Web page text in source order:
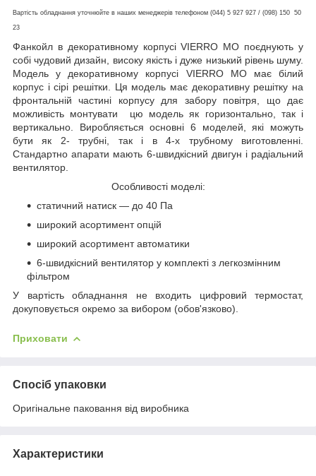
Вартість обладнання уточнюйте в наших менеджерів телефоном (044) 5 927 927 / (098) 150 50
23
Фанкойл в декоративному корпусі VIERRO MO поєднують у
собі чудовий дизайн, високу якість і дуже низький рівень шуму.
Модель у декоративному корпусі VIERRO MO має білий
корпус і сірі решітки. Ця модель має декоративну решітку на
фронтальній частині корпусу для забору повітря, що дає
можливість монтувати цю модель як горизонтально, так і
вертикально. Виробляється основні 6 моделей, які можуть
бути як 2- трубні, так і в 4-х трубному виготовленні.
Стандартно апарати мають 6-швидкісний двигун і радіальний
вентилятор.
Особливості моделі:
статичний натиск — до 40 Па
широкий асортимент опцій
широкий асортимент автоматики
6-швидкісний вентилятор у комплекті з легкозмінним
фільтром
У вартість обладнання не входить цифровий термостат,
докуповується окремо за вибором (обов'язково).
Приховати
Спосіб упаковки
Оригінальне паковання від виробника
Характеристики